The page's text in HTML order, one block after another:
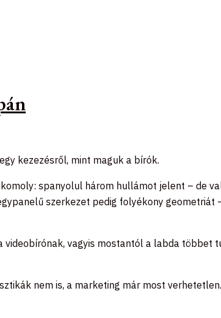
kezezésről, mint maguk a bírók.
spanyolul három hullámot jelent – de
szerkezet pedig folyékony
vagyis mostantól a labda többet
nem is, a marketing már most verhetetlen.